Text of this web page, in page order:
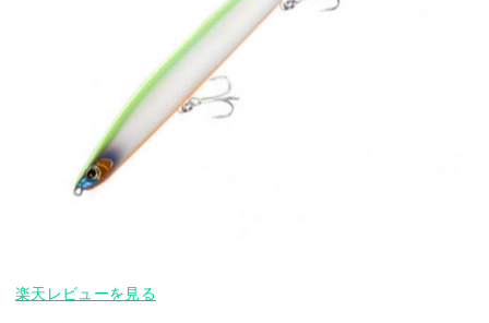
楽天レビューを見る